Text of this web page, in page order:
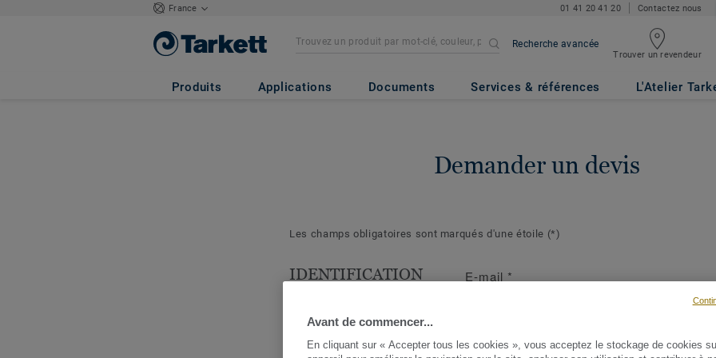
France 01 41 20 41 20 Contactez nous
Recherche avancée
Trouver un revendeur
Produits Applications Documents Services & références L'Atelier
Demander un devis
Les champs obligatoires sont marqués d'une étoile (*)
IDENTIFICATION
Les questions suivantes
cerner votre demande et d'y
E-mail *
Avant de commencer...
En cliquant sur « Accepter tous les cookies », vous acceptez le stockage de cookies